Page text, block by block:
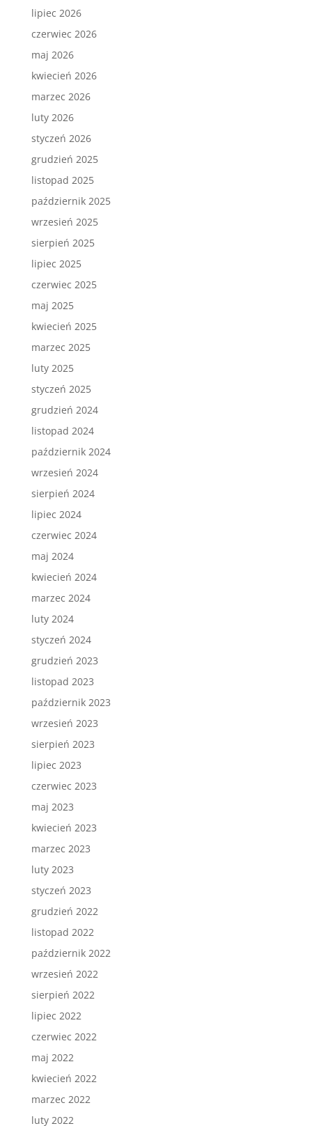
lipiec 2026
czerwiec 2026
maj 2026
kwiecień 2026
marzec 2026
luty 2026
styczeń 2026
grudzień 2025
listopad 2025
październik 2025
wrzesień 2025
sierpień 2025
lipiec 2025
czerwiec 2025
maj 2025
kwiecień 2025
marzec 2025
luty 2025
styczeń 2025
grudzień 2024
listopad 2024
październik 2024
wrzesień 2024
sierpień 2024
lipiec 2024
czerwiec 2024
maj 2024
kwiecień 2024
marzec 2024
luty 2024
styczeń 2024
grudzień 2023
listopad 2023
październik 2023
wrzesień 2023
sierpień 2023
lipiec 2023
czerwiec 2023
maj 2023
kwiecień 2023
marzec 2023
luty 2023
styczeń 2023
grudzień 2022
listopad 2022
październik 2022
wrzesień 2022
sierpień 2022
lipiec 2022
czerwiec 2022
maj 2022
kwiecień 2022
marzec 2022
luty 2022